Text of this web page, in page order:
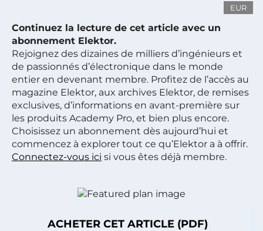
EUR
Continuez la lecture de cet article avec un
abonnement Elektor.
Rejoignez des dizaines de milliers d’ingénieurs et
de passionnés d’électronique dans le monde
entier en devenant membre. Profitez de l’accès au
magazine Elektor, aux archives Elektor, de remises
exclusives, d’informations en avant-première sur
les produits Academy Pro, et bien plus encore.
Choisissez un abonnement dès aujourd’hui et
commencez à explorer tout ce qu’Elektor a à offrir.
Connectez-vous ici si vous êtes déjà membre.
ACHETER CET ARTICLE (PDF)